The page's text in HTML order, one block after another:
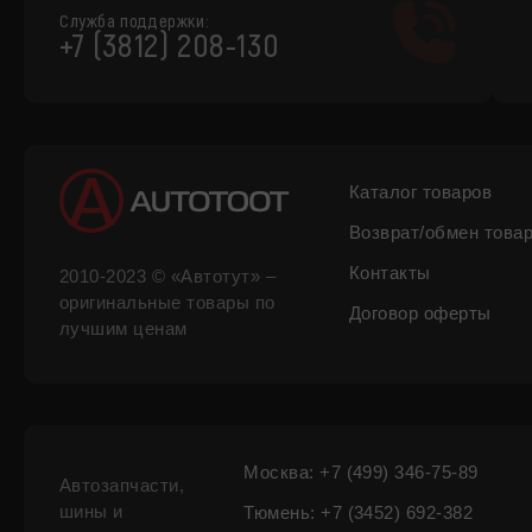
Служба поддержки:
+7 (3812) 208-130
2010-2023 © «Автотут» –
оригинальные товары по
лучшим ценам
Каталог товаров
Возврат/обмен
Контакты
Договор оферты
Автозапчасти,
шины и
Москва: +7 (499) 346-75-89
Тюмень: +7 (3452) 692-382